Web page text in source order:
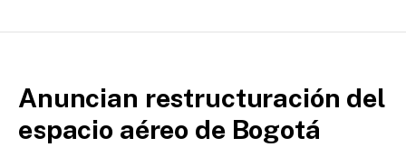
Anuncian restructuración del
espacio aéreo de Bogotá